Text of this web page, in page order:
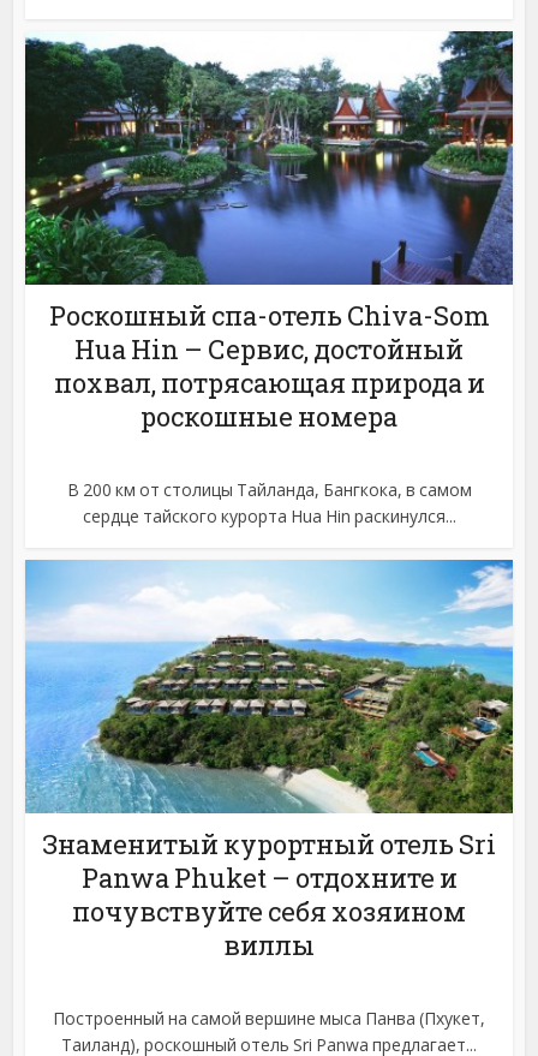
Роскошный спа-отель Chiva-Som
Hua Hin – Сервис, достойный
похвал, потрясающая природа и
роскошные номера
В 200 км от столицы Тайланда, Бангкока, в самом
сердце тайского курорта Hua Hin раскинулся...
Знаменитый курортный отель Sri
Panwa Phuket – отдохните и
почувствуйте себя хозяином
виллы
Построенный на самой вершине мыса Панва (Пхукет,
Таиланд), роскошный отель Sri Panwa предлагает...